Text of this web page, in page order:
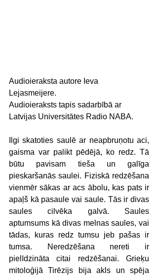
Audioieraksta autore Ieva
Lejasmeijere.
Audioieraksts tapis sadarbībā ar
Latvijas Universitātes Radio NABA.
Ilgi skatoties saulē ar neapbruņotu aci,
gaisma var palikt pēdējā, ko redz. Tā
būtu pavisam tieša un galīga
pieskaršanās saulei. Fiziskā redzēšana
vienmēr sākas ar acs ābolu, kas pats ir
apaļš kā pasaule vai saule. Tās ir divas
saules cilvēka galvā. Saules
aptumsums kā divas melnas saules, vai
tādas, kuras redz tumsu jeb pašas ir
tumsa. Neredzēšana nereti ir
pielīdzināta citai redzēšanai. Grieķu
mitoloģijā Tirēzijs bija akls un spēja